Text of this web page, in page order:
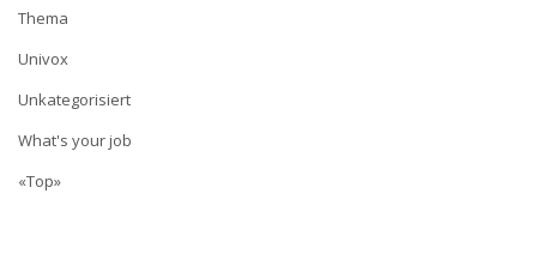
Thema
Univox
Unkategorisiert
What's your job
«Top»